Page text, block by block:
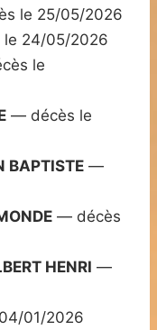
le 25/05/2026
24/05/2026
le
— décès le
BAPTISTE —
— décès
HENRI —
01/2026